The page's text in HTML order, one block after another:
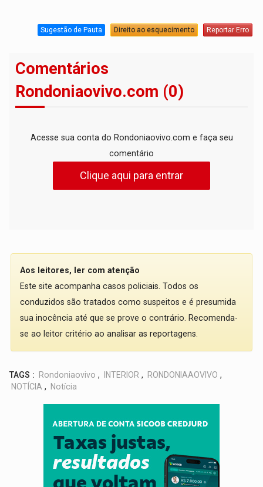
Sugestão de Pauta Direito ao esquecimento Reportar Erro
Comentários
Rondoniaovivo.com (0)
Acesse sua conta do Rondoniaovivo.com e faça seu
comentário
Clique aqui para entrar
Aos leitores, ler com atenção
Este site acompanha casos policiais. Todos os
conduzidos são tratados como suspeitos e é presumida
sua inocência até que se prove o contrário. Recomenda-
se ao leitor critério ao analisar as reportagens.
TAGS : Rondoniaovivo , INTERIOR , RONDONIAAOVIVO ,
NOTÍCIA , Notícia